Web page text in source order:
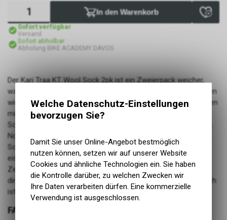
In den Warenkorb
Sofort verfügbar
Versand
Sofort abholbar
Abholung BIKE ACADEMY DAVOS
Der Kari Traa KT Wool Sock 2pk ist ein Zweierpack weicher,
wadenlanger Damen-Sportsocken aus Wollmix, die kalte Zehen
wieder aufwärmen. Für kuschelig warme Füsse sind die Socken
mit Frottee gefüttert, die nahtlose Zehenpartie schützt vor
Scheuern und die Rippbündchen sorgen für passgenauen Sitz.
Noch mehr Tragekomfort verleihen die durchgehende
Sohlenpolsterung sowie die Senkfusseinlage, während das
eisige Norwegermuster mit Style punktet. Und dank der
Zertifizierung nach dem Standard OEKO-TEX® 100 kannst du
dir sicher sein, dass das Hauptgarn nicht gesundheitsschädlich
ist.
FARBE
Welche Datenschutz-Einstellungen
bevorzugen Sie?
Damit Sie unser Online-Angebot bestmöglich
nutzen können, setzen wir auf unserer Website
Cookies und ähnliche Technologien ein. Sie haben
die Kontrolle darüber, zu welchen Zwecken wir
Ihre Daten verarbeiten dürfen. Eine kommerzielle
Verwendung ist ausgeschlossen.